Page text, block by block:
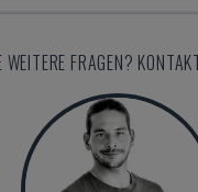
WEITERE FRAGEN?